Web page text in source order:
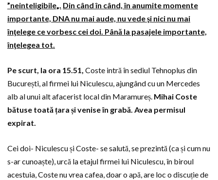
”neinteligibile„. Din când în când, în anumite momente
importante, DNA nu mai aude, nu vede şi nici nu mai
înţelege ce vorbesc cei doi. Până la pasajele importante,
înţelegea tot.
Pe scurt, la ora 15.51, Coste intră în sediul Tehnoplus din
București, al firmei lui Niculescu, ajungând cu un Mercedes
alb al unui alt afacerist local din Maramureș. Mihai Coste
bătuse toată țara și venise în grabă. Avea permisul
expirat.
Cei doi- Niculescu și Coste- se salută, se prezintă (ca și cum nu
s-ar cunoaște), urcă la etajul firmei lui Niculescu, în biroul
acestuia, Coste nu vrea cafea, doar o apă, are loc o discuție de